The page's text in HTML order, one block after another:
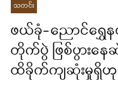
သတင်း
ဖယ်ခုံ-ညောင်ရွှေ
တိုက်ပွဲ ဖြစ်ပွားနေ
ထိခိုက်ကျဆုံးမှုရှိ